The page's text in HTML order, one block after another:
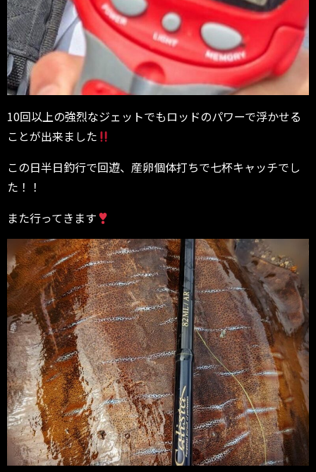
10回以上の強烈なジェットでもロッドのパワーで浮かせる
ことが出来ました
この日半日釣行で回遊、産卵個体打ちで七杯キャッチでし
た！！
また行ってきます